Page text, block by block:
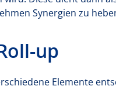
Synergien zu
up
Elemente